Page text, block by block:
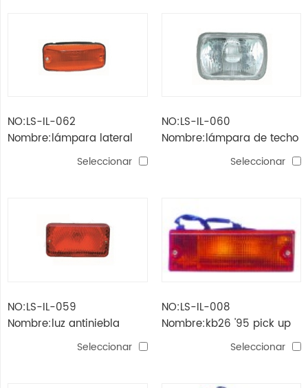
NO:LS-IL-062
Nombre:lámpara lateral
Seleccionar
NO:LS-IL-060
Nombre:lámpara de techo
Seleccionar
NO:LS-IL-059
Nombre:luz antiniebla
trasera tfr'92-'99Seleccionar
NO:LS-IL-008
Nombre:kb26 '95 pick up
luz delanteraSeleccionar